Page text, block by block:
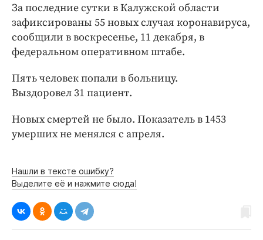
Медиаперсона
Интересное чтиво
Клиника года
Работодатель года
За последние сутки в Калужской области
зафиксированы 55 новых случая коронавируса,
сообщили в воскресенье, 11 декабря, в
федеральном оперативном штабе.
Пять человек попали в больницу.
Выздоровел 31 пациент.
Новых смертей не было. Показатель в 1453
умерших не менялся с апреля.
Нашли в тексте ошибку?
Выделите её и нажмите сюда!